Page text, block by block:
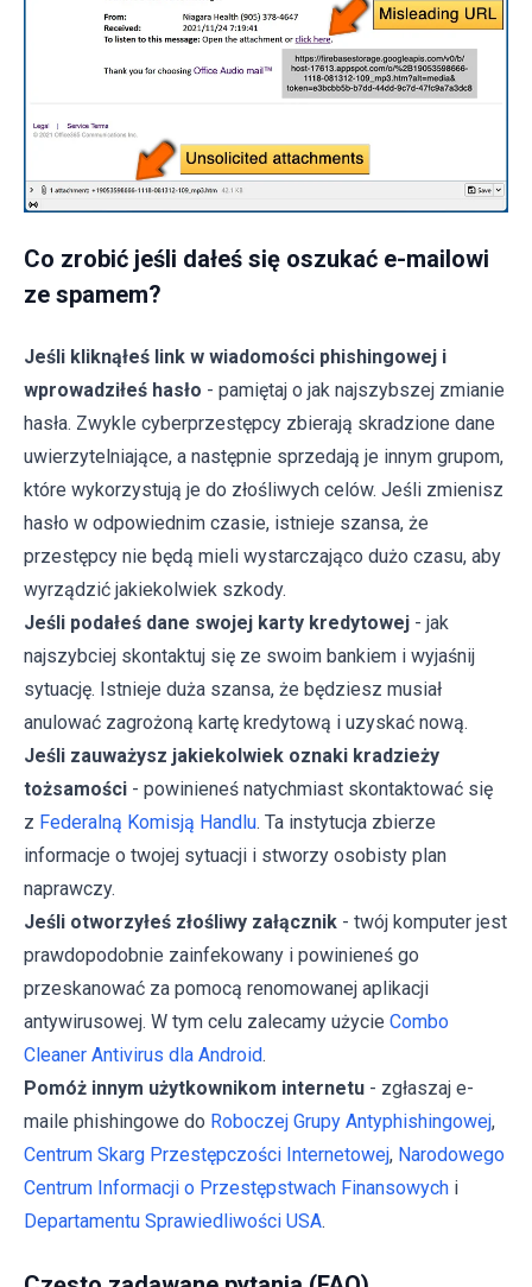
Co zrobić jeśli dałeś się oszukać e-mailowi
ze spamem?
Jeśli kliknąłeś link w wiadomości phishingowej i
wprowadziłeś hasło - pamiętaj o jak najszybszej zmianie
hasła. Zwykle cyberprzestępcy zbierają skradzione dane
uwierzytelniające, a następnie sprzedają je innym grupom,
które wykorzystują je do złośliwych celów. Jeśli zmienisz
hasło w odpowiednim czasie, istnieje szansa, że
przestępcy nie będą mieli wystarczająco dużo czasu, aby
wyrządzić jakiekolwiek szkody.
Jeśli podałeś dane swojej karty kredytowej - jak
najszybciej skontaktuj się ze swoim bankiem i wyjaśnij
sytuację. Istnieje duża szansa, że będziesz musiał
anulować zagrożoną kartę kredytową i uzyskać nową.
Jeśli zauważysz jakiekolwiek oznaki kradzieży
tożsamości - powinieneś natychmiast skontaktować się
z Federalną Komisją Handlu. Ta instytucja zbierze
informacje o twojej sytuacji i stworzy osobisty plan
naprawczy.
Jeśli otworzyłeś złośliwy załącznik - twój komputer jest
prawdopodobnie zainfekowany i powinieneś go
przeskanować za pomocą renomowanej aplikacji
antywirusowej. W tym celu zalecamy użycie Combo
Cleaner Antivirus dla Android.
Pomóż innym użytkownikom internetu - zgłaszaj e-
maile phishingowe do Roboczej Grupy Antyphishingowej,
Centrum Skarg Przestępczości Internetowej, Narodowego
Centrum Informacji o Przestępstwach Finansowych i
Departamentu Sprawiedliwości USA.